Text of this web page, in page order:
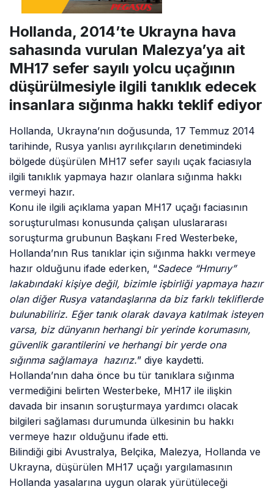
Hollanda, 2014’te Ukrayna hava
sahasında vurulan Malezya’ya ait
MH17 sefer sayılı yolcu uçağının
düşürülmesiyle ilgili tanıklık edecek
insanlara sığınma hakkı teklif ediyor
Hollanda, Ukrayna’nın doğusunda, 17 Temmuz 2014
tarihinde, Rusya yanlısı ayrılıkçıların denetimindeki
bölgede düşürülen MH17 sefer sayılı uçak faciasıyla
ilgili tanıklık yapmaya hazır olanlara sığınma hakkı
vermeyi hazır.
Konu ile ilgili açıklama yapan MH17 uçağı faciasının
soruşturulması konusunda çalışan uluslararası
soruşturma grubunun Başkanı Fred Westerbeke,
Hollanda’nın Rus tanıklar için sığınma hakkı vermeye
hazır olduğunu ifade ederken, “Sadece “Hmurıy”
lakabındaki kişiye değil, bizimle işbirliği yapmaya hazır
olan diğer Rusya vatandaşlarına da biz farklı tekliflerde
bulunabiliriz. Eğer tanık olarak davaya katılmak isteyen
varsa, biz dünyanın herhangi bir yerinde korumasını,
güvenlik garantilerini ve herhangi bir yerde ona
sığınma sağlamaya hazırız.” diye kaydetti.
Hollanda’nın daha önce bu tür tanıklara sığınma
vermediğini belirten Westerbeke, MH17 ile ilişkin
davada bir insanın soruşturmaya yardımcı olacak
bilgileri sağlaması durumunda ülkesinin bu hakkı
vermeye hazır olduğunu ifade etti.
Bilindiği gibi Avustralya, Belçika, Malezya, Hollanda ve
Ukrayna, düşürülen MH17 uçağı yargılamasının
Hollanda yasalarına uygun olarak yürütüleceği